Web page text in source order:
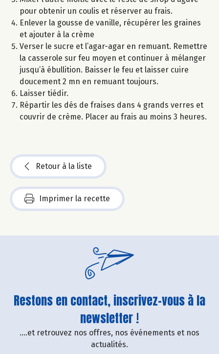
pour obtenir un coulis et réserver au frais.
Enlever la gousse de vanille, récupérer les graines
et ajouter à la crème
Verser le sucre et l’agar-agar en remuant. Remettre
la casserole sur feu moyen et continuer à mélanger
jusqu’à ébullition. Baisser le feu et laisser cuire
doucement 2 mn en remuant toujours.
Laisser tiédir.
Répartir les dés de fraises dans 4 grands verres et
couvrir de crème. Placer au frais au moins 3 heures.
Retour à la liste
Imprimer la recette
Restons en contact, inscrivez-vous à la
newsletter !
....et retrouvez nos offres, nos événements et nos
actualités.